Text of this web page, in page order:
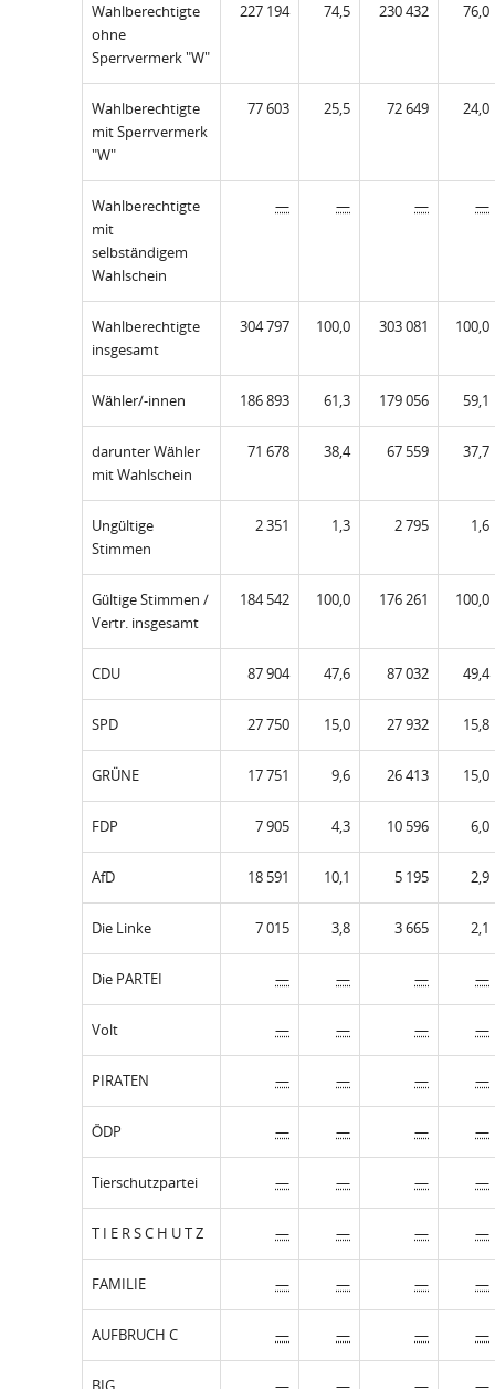
Wahlberechtigte
ohne
Sperrvermerk "W"
227 194 74,5 230 432 76,0
Wahlberechtigte
mit Sperrvermerk
"W"
77 603 25,5 72 649 24,0
Wahlberechtigte
mit
selbständigem
Wahlschein
— — — —
Wahlberechtigte
insgesamt
304 797 100,0 303 081 100,0
Wähler/-innen 186 893 61,3 179 056 59,1
darunter Wähler
mit Wahlschein
71 678 38,4 67 559 37,7
Ungültige
Stimmen
2 351 1,3 2 795 1,6
Gültige Stimmen /
Vertr. insgesamt
184 542 100,0 176 261 100,0
CDU 87 904 47,6 87 032 49,4
SPD 27 750 15,0 27 932 15,8
GRÜNE 17 751 9,6 26 413 15,0
FDP 7 905 4,3 10 596 6,0
AfD 18 591 10,1 5 195 2,9
Die Linke 7 015 3,8 3 665 2,1
Die PARTEI — — — —
Volt — — — —
PIRATEN — — — —
ÖDP — — — —
Tierschutzpartei — — — —
T I E R S C H U T Z — — — —
FAMILIE — — — —
AUFBRUCH C — — — —